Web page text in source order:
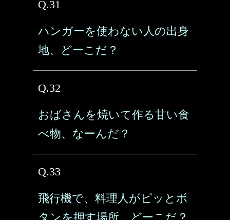
Q.31
ハンガーを使わない人の出身
地、どーこだ？
Q.32
おばさんを焼いて作る甘い食
べ物、なーんだ？
Q.33
飛行機で、料理人がピッとボ
タンを押す場所、どーこだ？